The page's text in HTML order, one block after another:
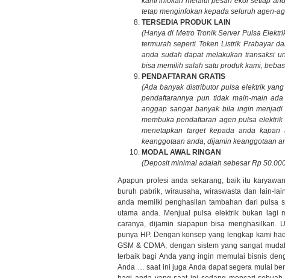
tetap menginfokan kepada seluruh agen-
TERSEDIA PRODUK LAIN
(Hanya di Metro Tronik Server Pulsa
termurah seperti Token Listrik Prabayar
anda sudah dapat melakukan transaksi
bisa memilih salah satu produk kami,
PENDAFTARAN GRATIS
(Ada banyak distributor pulsa elektrik
pendaftarannya pun tidak main-main
anggap sangat banyak bila ingin
membuka pendaftaran agen pulsa
menetapkan target kepada anda
keanggotaan anda, dijamin keanggotaan
MODAL AWAL RINGAN
(Deposit minimal adalah sebesar Rp
Apapun profesi anda sekarang; baik itu
buruh pabrik, wirausaha, wiraswasta dan lain-
anda memilki penghasilan tambahan dari pulsa
utama anda. Menjual pulsa elektrik bukan lagi
caranya, dijamin siapapun bisa menghasilkan.
punya HP. Dengan konsep yang lengkap kami
GSM & CDMA, dengan sistem yang sangat
terbaik bagi Anda yang ingin memulai bisnis
Anda … saat ini juga Anda dapat segera mulai